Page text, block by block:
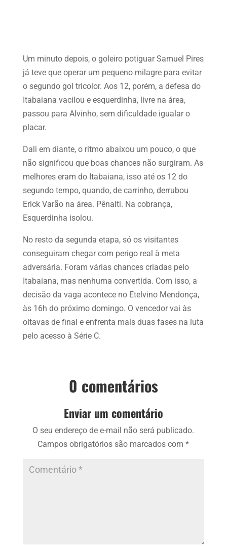
Um minuto depois, o goleiro potiguar Samuel Pires
já teve que operar um pequeno milagre para evitar
o segundo gol tricolor. Aos 12, porém, a defesa do
Itabaiana vacilou e esquerdinha, livre na área,
passou para Alvinho, sem dificuldade igualar o
placar.
Dali em diante, o ritmo abaixou um pouco, o que
não significou que boas chances não surgiram. As
melhores eram do Itabaiana, isso até os 12 do
segundo tempo, quando, de carrinho, derrubou
Erick Varão na área. Pênalti. Na cobrança,
Esquerdinha isolou.
No resto da segunda etapa, só os visitantes
conseguiram chegar com perigo real à meta
adversária. Foram várias chances criadas pelo
Itabaiana, mas nenhuma convertida. Com isso, a
decisão da vaga acontece no Etelvino Mendonça,
às 16h do próximo domingo. O vencedor vai às
oitavas de final e enfrenta mais duas fases na luta
pelo acesso à Série C.
0 comentários
Enviar um comentário
O seu endereço de e-mail não será publicado.
Campos obrigatórios são marcados com*